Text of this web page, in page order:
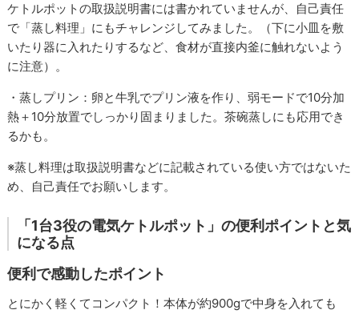
ケトルポットの取扱説明書には書かれていませんが、自己責任
で「蒸し料理」にもチャレンジしてみました。（下に小皿を敷
いたり器に入れたりするなど、食材が直接内釜に触れないよう
に注意）。
・蒸しプリン：卵と牛乳でプリン液を作り、弱モードで10分加
熱＋10分放置でしっかり固まりました。茶碗蒸しにも応用でき
るかも。
※蒸し料理は取扱説明書などに記載されている使い方ではないた
め、自己責任でお願いします。
「1台3役の電気ケトルポット」の便利ポイントと気
になる点
便利で感動したポイント
とにかく軽くてコンパクト！本体が約900gで中身を入れても